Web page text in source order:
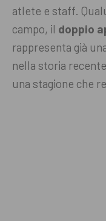
atlete e staff.
campo, il doppio
rappresenta già
nella storia
una stagione che